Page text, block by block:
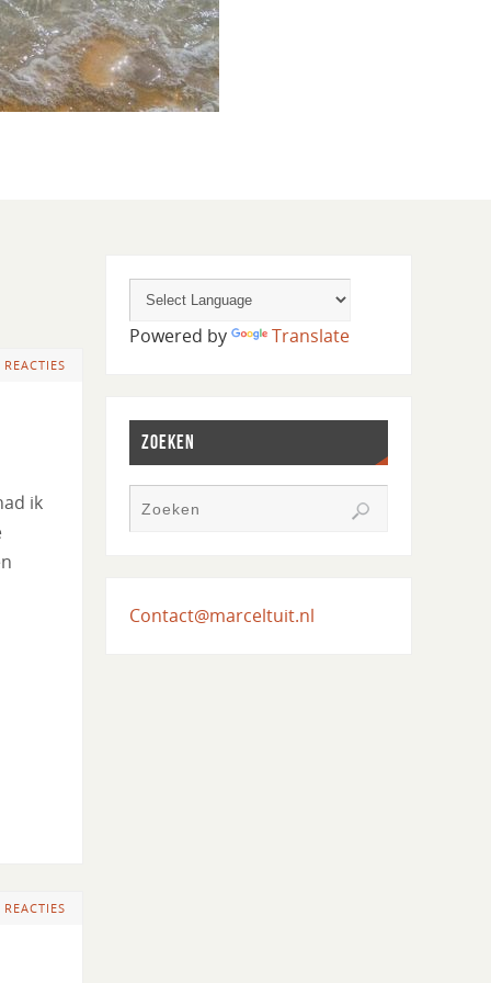
REACTIES
ik
REACTIES
Powered by Translate
ZOEKEN
Contact@marceltuit.nl